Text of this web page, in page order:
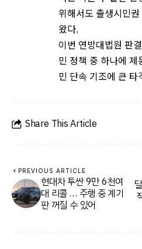
위해서도 출생시민
왔다.
이번 연방대법원 판
민 정책 중 하나에 제
민 단속 기조에 큰
Share This Article
PREVIOUS ARTICLE
현대차 투싼 9만 6천여
대 리콜 … 주행 중 계기
판 꺼질 수 있어